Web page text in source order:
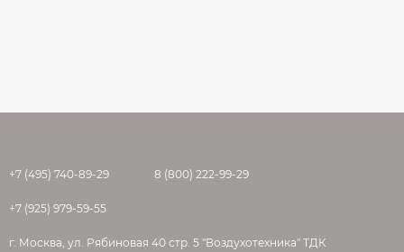
+7 (495) 740-89-29 8 (800) 222-99-29
+7 (925) 979-59-55
г. Москва, ул. Рябиновая 40 стр. 5 "Воздухотехника" ТДК